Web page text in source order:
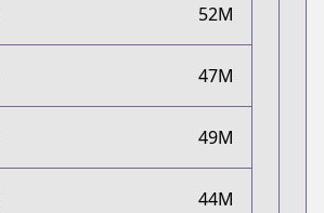
52M
47M
49M
44M